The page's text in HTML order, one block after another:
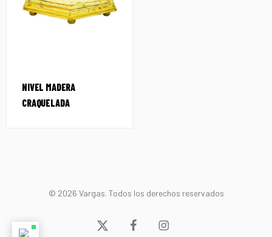
NIVEL MADERA
CRAQUELADA
© 2026 Vargas. Todos los derechos reservados
x-
facebookinstagram